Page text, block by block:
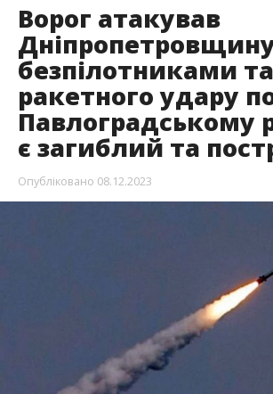
Ворог атакував
безпілотниками
ракетного удару
Павлоградському
є загиблий та
Опубліковано 08.12.2023